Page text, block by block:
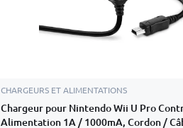
CHARGEURS ET ALIMENTATIONS
Chargeur pour Nintendo Wii U Pro
Alimentation 1A / 1000mA, Cordon /